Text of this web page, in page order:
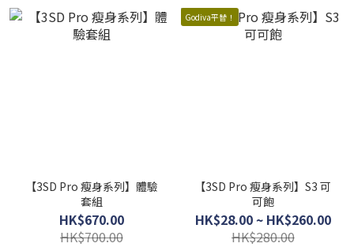
【3SD Pro 瘦身系列】體驗
套組
HK$670.00
HK$700.00
Godiva平替！
【3SD Pro 瘦身系列】S3 可
可飽
HK$28.00 ~ HK$260.00
HK$280.00